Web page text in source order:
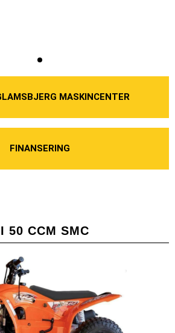
MASKINCENTER
FINANSERING
50 CCM SMC